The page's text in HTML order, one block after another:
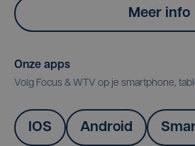
Meer info
Onze apps
Volg Focus & WTV op je smartphone,
IOS Android